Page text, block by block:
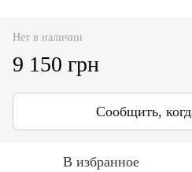
Нет в наличии
9 150 грн
Сообщить,
В избранное